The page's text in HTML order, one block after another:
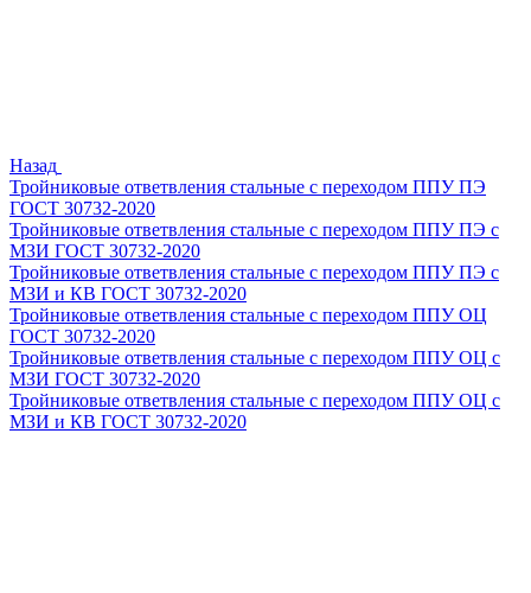
Назад
Тройниковые ответвления стальные с переходом ППУ ПЭ
ГОСТ 30732-2020
Тройниковые ответвления стальные с переходом ППУ ПЭ с
МЗИ ГОСТ 30732-2020
Тройниковые ответвления стальные с переходом ППУ ПЭ с
МЗИ и КВ ГОСТ 30732-2020
Тройниковые ответвления стальные с переходом ППУ ОЦ
ГОСТ 30732-2020
Тройниковые ответвления стальные с переходом ППУ ОЦ с
МЗИ ГОСТ 30732-2020
Тройниковые ответвления стальные с переходом ППУ ОЦ с
МЗИ и КВ ГОСТ 30732-2020